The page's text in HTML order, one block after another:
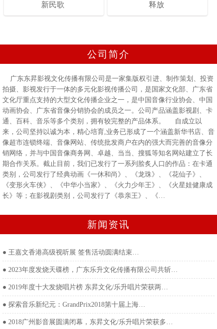
新民歌 释放
公司简介
广东东昇影视文化传播有限公司是一家集版权引进、制作策划、投资
拍摄、影视发行于一体的多元化影视传播公司，是国家文化部、广东省
文化厅重点支持的大型文化传播企业之一，是中国音像行业协会、中国
动画协会、广东省音像分销协会的成员之一。公司产品涵盖影视剧、卡
通、百科、音乐等多个类别，拥有较完整的产品体系。 自成立以
来，公司坚持以诚为本，精心培育,业务已形成了一个涵盖新华书店、音
像超市连锁终端、音像网站、传统批发商户在内的强大而完善的音像分
销网络，并与中国音像商务网、卓越、当当、搜狐等知名网站建立了长
期合作关系。截止目前，我们已发行了一系列脍炙人口的作品：在卡通
类别，公司发行了经典动画《一休和尚》、《龙珠》、《花仙子》、
《变形火车侠》、《中华小当家》、《火力少年王》、《火星娃健康成
长》等；在影视剧类别，公司发行了《恭亲王》、《…
新闻资讯
● 王嘉文香港高级视听展 签售活动圆满结束…
● 2023年度发烧天碟榜，广东乐升文化传播有限公司共斩…
● 2019年度十大发烧唱片榜 东昇文化/乐升唱片荣获两…
● 探索音乐新纪元：GrandPrix2018第十届上海…
● 2018广州影音展圆满闭幕，东昇文化/乐升唱片荣获多…